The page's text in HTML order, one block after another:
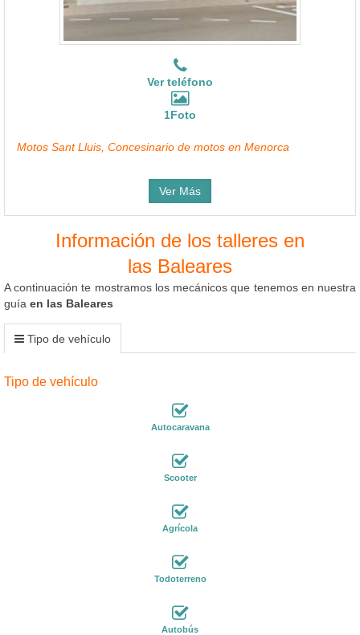
Ver teléfono
1Foto
Motos Sant Lluis, Concesinario de motos en Menorca
Ver Más
Información de los talleres en
las Baleares
A continuación te mostramos los mecánicos que tenemos en nuestra
guía en las Baleares
Tipo de vehículo
Tipo de vehículo
Autocaravana
Scooter
Agrícola
Todoterreno
Autobús